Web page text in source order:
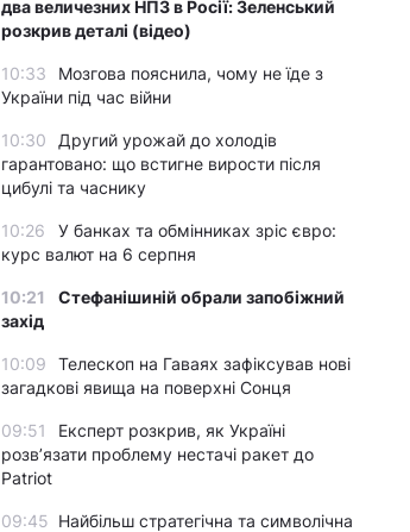
два величезних НПЗ в Росії: Зеленський
розкрив деталі (відео)
10:33
Мозгова пояснила, чому не їде з
України під час війни
10:30
Другий урожай до холодів
гарантовано: що встигне вирости після
цибулі та часнику
10:26
У банках та обмінниках зріс євро:
курс валют на 6 серпня
10:21
Стефанішиній обрали запобіжний
захід
10:09
Телескоп на Гаваях зафіксував нові
загадкові явища на поверхні Сонця
09:51
Експерт розкрив, як Україні
розвʼязати проблему нестачі ракет до
Patriot
09:45 Найбільш стратегічна та символічна